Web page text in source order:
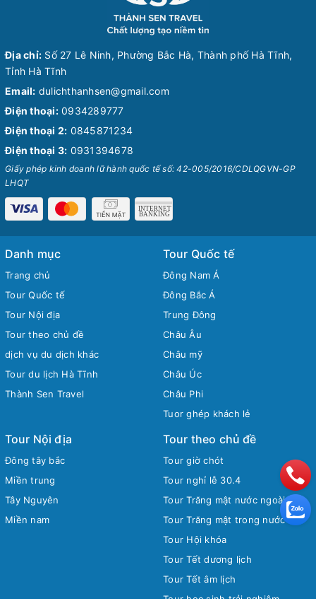
Địa chỉ: Số 27 Lê Ninh, Phường Bắc Hà, Thành phố Hà Tĩnh,
Tỉnh Hà Tĩnh
Email: dulichthanhsen@gmail.com
Điện thoại: 0934289777
Điện thoại 2: 0845871234
Điện thoại 3: 0931394678
Giấy phép kinh doanh lữ hành quốc tế số: 42-005/2016/CDLQGVN-GP
LHQT
Danh mục
Trang chủ
Tour Quốc tế
Tour Nội địa
Tour theo chủ đề
dịch vụ du dịch khác
Tour du lịch Hà Tĩnh
Thành Sen Travel
Tour Quốc tế
Đông Nam Á
Đông Bắc Á
Trung Đông
Châu Âu
Châu mỹ
Châu Úc
Châu Phi
Tuor ghép khách lẻ
Tour Nội địa
Đông tây bắc
Miền trung
Tây Nguyên
Miền nam
Tour theo chủ đề
Tour giờ chót
Tour nghỉ lễ 30.4
Tour Trăng mật nước ngoài
Tour Trăng mật trong nước
Tour Hội khóa
Tour Tết dương lịch
Tour Tết âm lịch
Tour học sinh trải nghiệm